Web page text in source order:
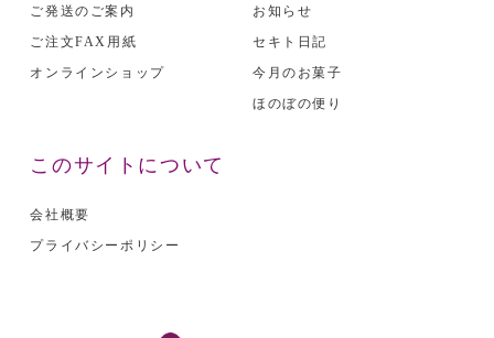
ご発送のご案内
ご注文FAX用紙
オンラインショップ
お知らせ
セキト日記
今月のお菓子
ほのぼの便り
このサイトについて
会社概要
プライバシーポリシー